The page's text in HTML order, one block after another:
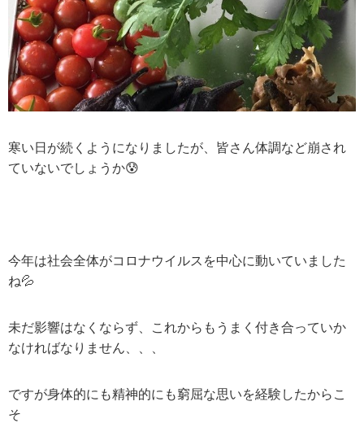
寒い日が続くようになりましたが、皆さん体調など崩され
ていないでしょうか😰
今年は社会全体がコロナウイルスを中心に動いていました
ね💦
未だ影響はなくならず、これからもうまく付き合っていか
なければなりません、、、
ですが身体的にも精神的にも窮屈な思いを経験したからこ
そ